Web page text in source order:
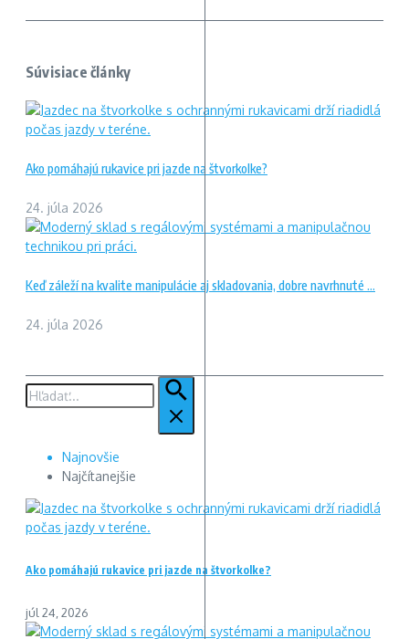
Súvisiace články
Ako pomáhajú rukavice pri jazde na štvorkolke?
24. júla 2026
Keď záleží na kvalite manipulácie aj skladovania, dobre navrhnuté ...
24. júla 2026
Hľadať:
Najnovšie
Najčítanejšie
Ako pomáhajú rukavice pri jazde na štvorkolke?
júl 24, 2026